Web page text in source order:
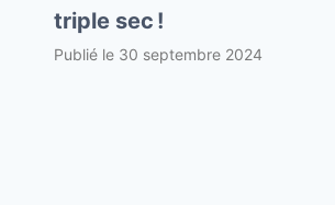
triple sec !
Publié le 30 septembre 2024